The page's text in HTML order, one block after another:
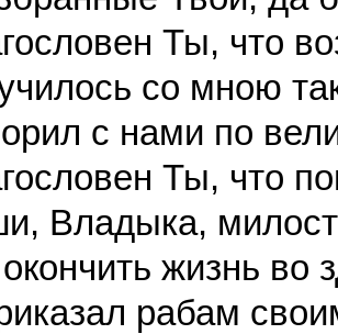
Ты, что
со мною
с нами по
Ты, что
Владыка,
жизнь во
рабам